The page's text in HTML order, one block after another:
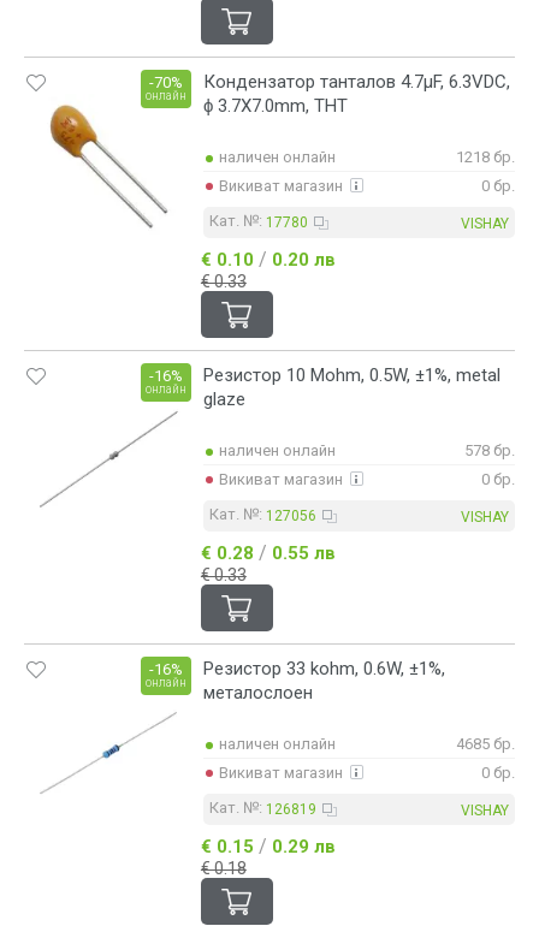
Кондензатор танталов 4.7μF, 6.3VDC,
ϕ 3.7X7.0mm, THT
-70%
онлайн
наличен онлайн
1218 бр.
Викиват магазин
0 бр.
Кат. №: 17780 VISHAY
€ 0.10 / 0.20 лв
€ 0.33
Резистор 10 Mohm, 0.5W, ±1%, metal
glaze
-16%
онлайн
наличен онлайн
578 бр.
Викиват магазин
0 бр.
Кат. №: 127056 VISHAY
€ 0.28 / 0.55 лв
€ 0.33
Резистор 33 kohm, 0.6W, ±1%,
металослоен
-16%
онлайн
наличен онлайн
4685 бр.
Викиват магазин
0 бр.
Кат. №: 126819 VISHAY
€ 0.15 / 0.29 лв
€ 0.18